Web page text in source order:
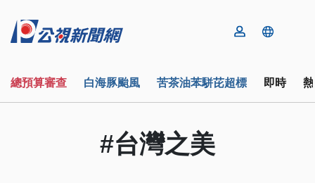
總預算審查 白海豚颱風 苦茶油苯駢芘超標 即時
#台灣之美